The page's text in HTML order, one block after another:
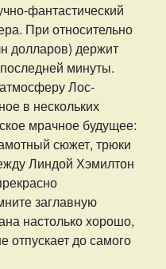
фантастический
При относительно
долларов) держит
минуты.
Лос-
в нескольких
мрачное будущее:
сюжет, трюки
Линдой Хэмилтон
заглавную
настолько хорошо,
отпускает до самого